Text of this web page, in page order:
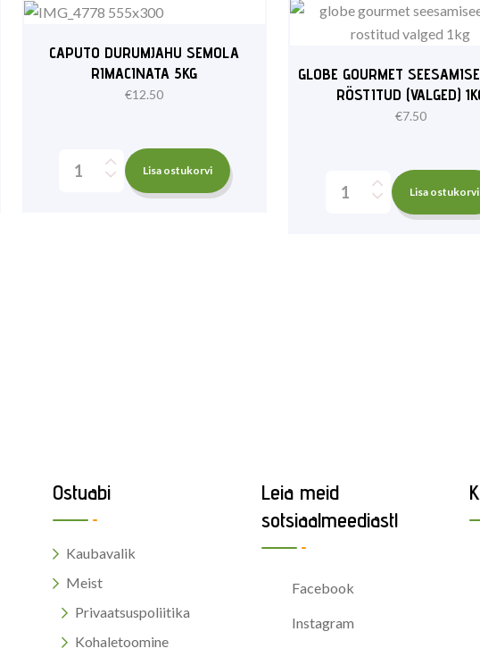
CAPUTO DURUMJAHU SEMOLA
RIMACINATA 5KG
€12.50
Lisa ostukorvi
GLOBE GOURMET
RÖSTITUD (VALGED)
€7.50
Lisa ostukorvi
Ostuabi
Kaubavalik
Meist
Privaatsuspoliitika
Kohaletoomine
Leia meid
sotsiaalmeediast!
Facebook
Instagram